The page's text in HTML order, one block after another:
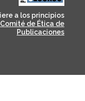
CLOCKSS is a dak archive
a los principios
Comité de Ética de
Publicaciones